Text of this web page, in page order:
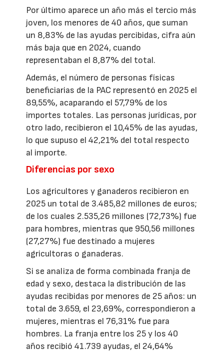
Por último aparece un año más el tercio más
joven, los menores de 40 años, que suman
un 8,83% de las ayudas percibidas, cifra aún
más baja que en 2024, cuando
representaban el 8,87% del total.
Además, el número de personas físicas
beneficiarias de la PAC representó en 2025 el
89,55%, acaparando el 57,79% de los
importes totales. Las personas jurídicas, por
otro lado, recibieron el 10,45% de las ayudas,
lo que supuso el 42,21% del total respecto
al importe.
Diferencias por sexo
Los agricultores y ganaderos recibieron en
2025 un total de 3.485,82 millones de euros;
de los cuales 2.535,26 millones (72,73%) fue
para hombres, mientras que 950,56 millones
(27,27%) fue destinado a mujeres
agricultoras o ganaderas.
Si se analiza de forma combinada franja de
edad y sexo, destaca la distribución de las
ayudas recibidas por menores de 25 años: un
total de 3.659, el 23,69%, correspondieron a
mujeres, mientras el 76,31% fue para
hombres. La franja entre los 25 y los 40
años recibió 41.739 ayudas, el 24,64%